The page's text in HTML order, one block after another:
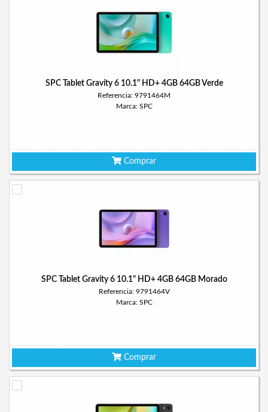
SPC Tablet Gravity 6 10.1" HD+ 4GB 64GB Verde
Referencia: 9791464M
Marca: SPC
Comprar
SPC Tablet Gravity 6 10.1" HD+ 4GB 64GB Morado
Referencia: 9791464V
Marca: SPC
Comprar